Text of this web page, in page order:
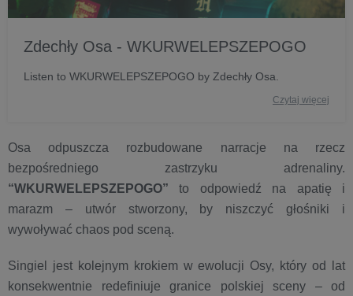
Zdechły Osa - WKURWELEPSZEPOGO
Listen to WKURWELEPSZEPOGO by Zdechły Osa.
Czytaj więcej
Osa odpuszcza rozbudowane narracje na rzecz
bezpośredniego zastrzyku adrenaliny.
“WKURWELEPSZEPOGO” to odpowiedź na apatię i
marazm – utwór stworzony, by niszczyć głośniki i
wywoływać chaos pod sceną.
Singiel jest kolejnym krokiem w ewolucji Osy, który od lat
konsekwentnie redefiniuje granice polskiej sceny – od